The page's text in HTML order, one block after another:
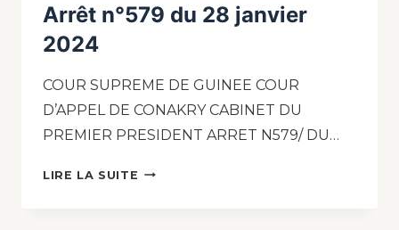
Arrêt n°579 du 28 janvier
2024
COUR SUPREME DE GUINEE COUR
D’APPEL DE CONAKRY CABINET DU
PREMIER PRESIDENT ARRET N579/ DU…
LIRE LA SUITE